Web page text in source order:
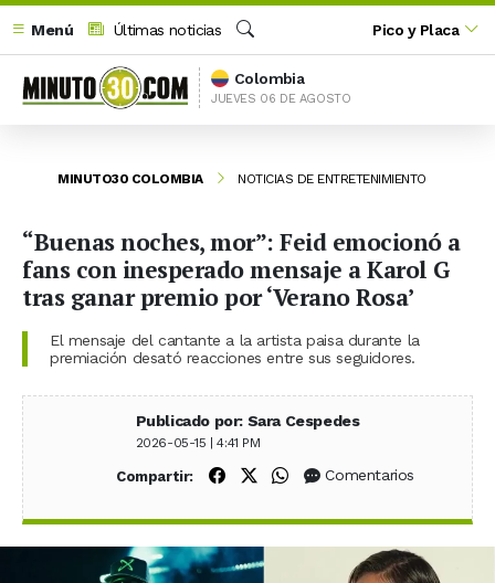
Menú
Últimas noticias
Buscar
Pico y Placa
Colombia
JUEVES 06 DE AGOSTO
MINUTO30 COLOMBIA NOTICIAS DE ENTRETENIMIENTO
“Buenas noches, mor”: Feid emocionó a
fans con inesperado mensaje a Karol G
tras ganar premio por ‘Verano Rosa’
El mensaje del cantante a la artista paisa durante la
premiación desató reacciones entre sus seguidores.
Publicado por: Sara Cespedes
2026-05-15 | 4:41 PM
Compartir: Compartir en Facebook
Compartir en X (Twitter)
Compartir en WhatsApp
Comentarios